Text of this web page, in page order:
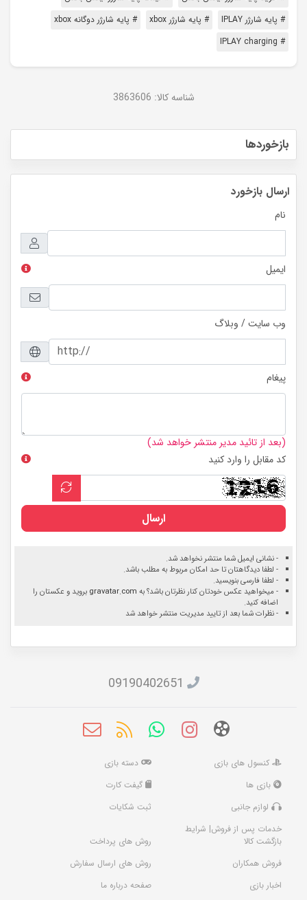
# پایه شارژر IPLAY
# پایه شارژر xbox
# پایه شارژر دوگانه xbox
# IPLAY charging
شناسه کالا: 3863606
بازخوردها
ارسال بازخورد
نام
ایمیل
وب سایت / وبلاگ
پیغام
(بعد از تائید مدیر منتشر خواهد شد)
کد مقابل را وارد کنید
ارسال
- نشانی ایمیل شما منتشر نخواهد شد.
- لطفا دیدگاهتان تا حد امکان مربوط به مطلب باشد.
- لطفا فارسی بنویسید.
- میخواهید عکس خودتان کنار نظرتان باشد؟ به gravatar.com بروید و عکستان را
اضافه کنید.
- نظرات شما بعد از تایید مدیریت منتشر خواهد شد
09190402651
کنسول های بازی
دسته بازی
بازی ها
گیفت کارت
لوازم جانبی
ثبت شکایات
خدمات پس از فروش| شرایط
بازگشت کالا
روش های پرداخت
فروش همکاران
روش های ارسال سفارش
اخبار بازی
صفحه درباره ما